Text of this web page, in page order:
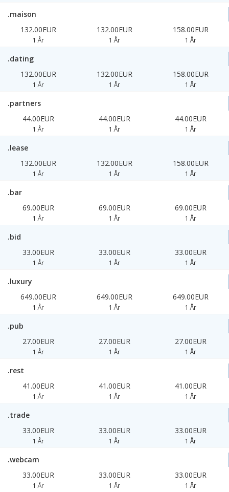
.maison
132.00EUR
1 År
132.00EUR
1 År
158.00EUR
1 År
.dating
132.00EUR
1 År
132.00EUR
1 År
158.00EUR
1 År
.partners
44.00EUR
1 År
44.00EUR
1 År
44.00EUR
1 År
.lease
132.00EUR
1 År
132.00EUR
1 År
158.00EUR
1 År
.bar
69.00EUR
1 År
69.00EUR
1 År
69.00EUR
1 År
.bid
33.00EUR
1 År
33.00EUR
1 År
33.00EUR
1 År
.luxury
649.00EUR
1 År
649.00EUR
1 År
649.00EUR
1 År
.pub
27.00EUR
1 År
27.00EUR
1 År
27.00EUR
1 År
.rest
41.00EUR
1 År
41.00EUR
1 År
41.00EUR
1 År
.trade
33.00EUR
1 År
33.00EUR
1 År
33.00EUR
1 År
.webcam
33.00EUR
1 År
33.00EUR
1 År
33.00EUR
1 År